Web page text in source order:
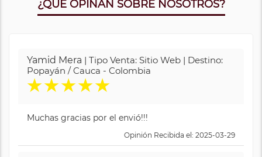
¿QUE OPINAN SOBRE NOSOTROS?
Yamid Mera | Tipo Venta: Sitio Web | Destino:
Popayán / Cauca - Colombia
★★★★★
Muchas gracias por el envió!!!
Opinión Recibida el: 2025-03-29